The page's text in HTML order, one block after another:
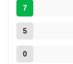
7
5
0